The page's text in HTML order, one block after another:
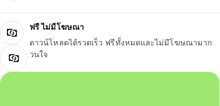
ฟรี ไม่มีโฆษณา
ดาวน์โหลดได้รวดเร็ว ฟรีทั้งหมดและไม่มีโฆษณามาก
วนใจ